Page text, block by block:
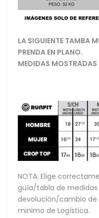
LA SIGUIENTE TAMBA
PRENDA EN PLANO.
MEDIDAS MOSTRADAS
NOTA: Elige
guía/tabla de medidas
devolución/cambio de
minimo de Logística.